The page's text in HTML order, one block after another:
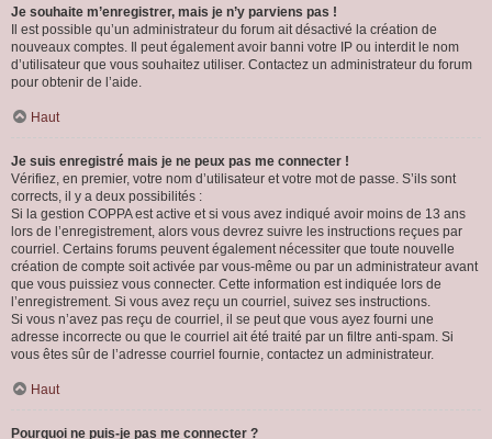
Je souhaite m’enregistrer, mais je n’y parviens pas !
Il est possible qu’un administrateur du forum ait désactivé la création de
nouveaux comptes. Il peut également avoir banni votre IP ou interdit le nom
d’utilisateur que vous souhaitez utiliser. Contactez un administrateur du forum
pour obtenir de l’aide.
Haut
Je suis enregistré mais je ne peux pas me connecter !
Vérifiez, en premier, votre nom d’utilisateur et votre mot de passe. S’ils sont
corrects, il y a deux possibilités :
Si la gestion COPPA est active et si vous avez indiqué avoir moins de 13 ans
lors de l’enregistrement, alors vous devrez suivre les instructions reçues par
courriel. Certains forums peuvent également nécessiter que toute nouvelle
création de compte soit activée par vous-même ou par un administrateur avant
que vous puissiez vous connecter. Cette information est indiquée lors de
l’enregistrement. Si vous avez reçu un courriel, suivez ses instructions.
Si vous n’avez pas reçu de courriel, il se peut que vous ayez fourni une
adresse incorrecte ou que le courriel ait été traité par un filtre anti-spam. Si
vous êtes sûr de l’adresse courriel fournie, contactez un administrateur.
Haut
Pourquoi ne puis-je pas me connecter ?